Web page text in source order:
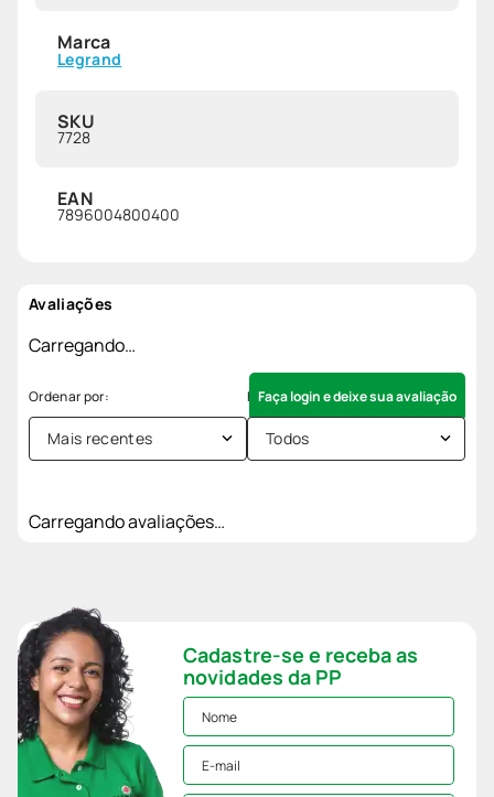
Marca
Legrand
SKU
7728
EAN
7896004800400
Avaliações
Carregando…
Faça login e deixe sua avaliação
Mais recentes Todos
Carregando avaliações…
Cadastre-se e receba as
novidades da PP